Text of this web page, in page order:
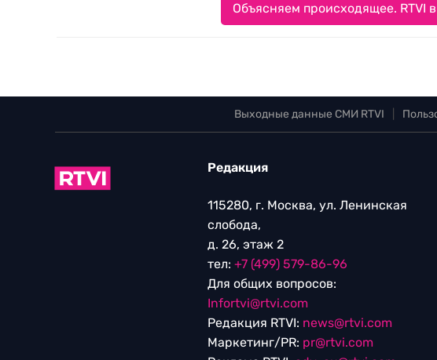
Объясняем происходящее. RTVI
Выходные данные СМИ RTVI
Редакция
115280, г. Москва, ул. Ленинская
слобода,
д. 26, этаж 2
тел: +7 (499) 579-86-96
Для общих вопросов:
Infortvi@rtvi.com
Редакция RTVI: news@rtvi.com
Маркетинг/PR: pr@rtvi.com